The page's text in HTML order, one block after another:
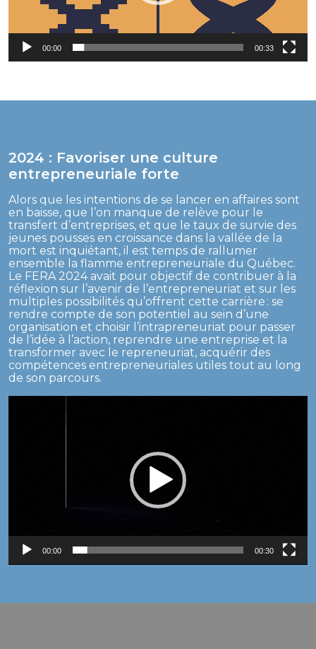
00:00 00:33
2024 : Favoriser une culture
entrepreneuriale forte
Alors que les intentions de se lancer en affaires sont
en baisse, que l’on manque de relève pour le
transfert d’entreprises, et que le taux de survie des
jeunes pousses en croissance dans la vallée de la
mort est inquiétant, il est temps de rallumer
ensemble la flamme entrepreneuriale du Québec.
Le FERA 2024 avait pour objectif de contribuer à la
réflexion sur l’avenir de l’entrepreneuriat et sur les
multiples possibilités qu’offrent cette carrière : se
rendre compte de son potentiel au sein d’une
organisation et choisir l’intrapreneuriat pour passer
de l’idée à l’action, reprendre une entreprise et la
transformer avec le repreneuriat, acquérir des
compétences entrepreneuriales utiles tout au long
de son parcours.
00:00 00:30